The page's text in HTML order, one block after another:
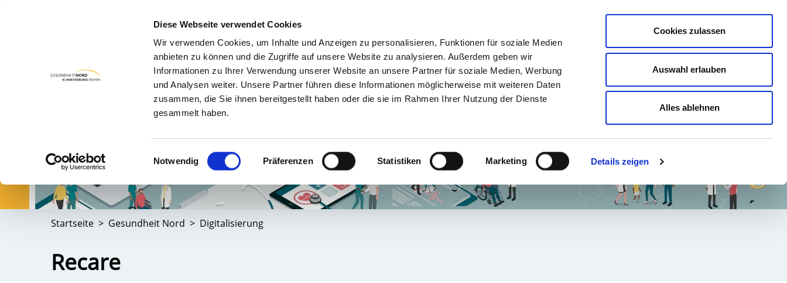
Diese Webseite verwendet Cookies
Wir verwenden Cookies, um Inhalte und Anzeigen zu personalisieren, Funktionen für soziale Medien
anbieten zu können und die Zugriffe auf unsere Website zu analysieren. Außerdem geben wir
Informationen zu Ihrer Verwendung unserer Website an unsere Partner für soziale Medien, Werbung
und Analysen weiter. Unsere Partner führen diese Informationen möglicherweise mit weiteren Daten
zusammen, die Sie ihnen bereitgestellt haben oder die sie im Rahmen Ihrer Nutzung der Dienste
gesammelt haben.
Einwilligungsauswahl
Notwendig Präferenzen Statistiken Marketing Details zeigen
Cookies zulassen
Auswahl erlauben
Alles ablehnen
Leichte Sprache Kontrast
PATIENT & BESUCHER KRANKENHÄUSER & KLINIKEN KARRIERE & AUSBILDUNG GESUNDHEIT NORD Suche
Startseite Gesundheit Nord Digitalisierung
Recare